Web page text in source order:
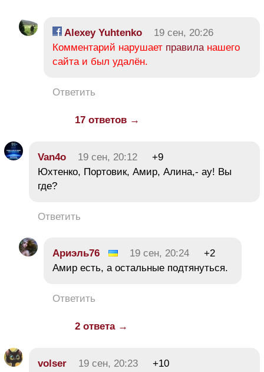
Alexey Yuhtenko
19 сен, 20:26
Комментарий нарушает правиланашего
сайта и был удалён.
Ответить
17 ответов →
Van4o 19 сен, 20:12
+9
Юхтенко, Портовик, Амир, Алина,- ау! Вы
где?
Ответить
Ариэль76 19 сен, 20:24
+2
Амир есть, а остальные подтянуться.
Ответить
2 ответа →
volser 19 сен, 20:23
+10